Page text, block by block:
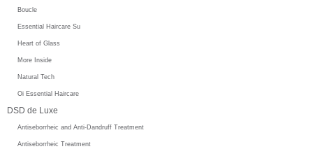
Boucle
Essential Haircare Su
Heart of Glass
More Inside
Natural Tech
Oi Essential Haircare
DSD de Luxe
Antiseborrheic and Anti-Dandruff Treatment
Antiseborrheic Treatment